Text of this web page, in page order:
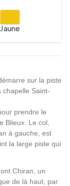
Jaune
sur la piste
chapelle Saint-
prendre le
Blieux. Le col,
à gauche, est
la large piste qui
Chiran, un
de là haut, par